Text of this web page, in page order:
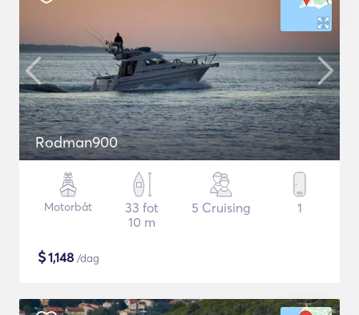
Rodman900
Motorbåt
33 fot
10 m
5 Cruising 1
$1,148 /dag